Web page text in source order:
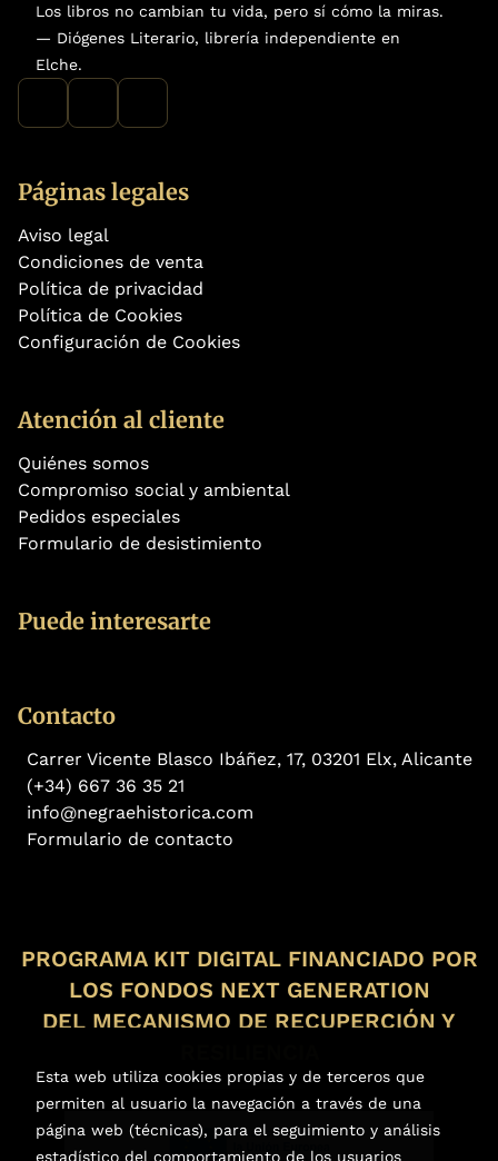
Los libros no cambian tu vida, pero sí cómo la miras.
— Diógenes Literario, librería independiente en
Elche.
Páginas legales
Aviso legal
Condiciones de venta
Política de privacidad
Política de Cookies
Configuración de Cookies
Atención al cliente
Quiénes somos
Compromiso social y ambiental
Pedidos especiales
Formulario de desistimiento
Puede interesarte
Contacto
Carrer Vicente Blasco Ibáñez, 17, 03201 Elx, Alicante
(+34) 667 36 35 21
info@negraehistorica.com
Formulario de contacto
PROGRAMA KIT DIGITAL FINANCIADO POR
LOS FONDOS NEXT GENERATION
DEL MECANISMO DE RECUPERCIÓN Y
Esta web utiliza cookies propias y de terceros que
permiten al usuario la navegación a través de una
página web (técnicas), para el seguimiento y análisis
estadístico del comportamiento de los usuarios